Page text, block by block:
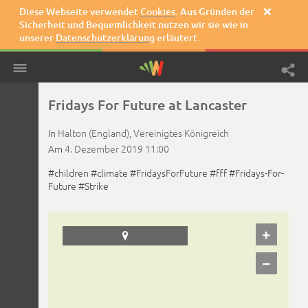
Diese Webseite verwendetCookies. Aus Gründen der
Sicherheit und Bequemlichkeit nutzen wir sie wie in
unserer Datenschutzerklärung erläutert.

Fridays For Future at Lancaster
In Halton (England), Vereinigtes Königreich
Am 4. Dezember 2019 11:00
#children #climate #FridaysForFuture #fff#Fridays-For-
Future #Strike

+
−